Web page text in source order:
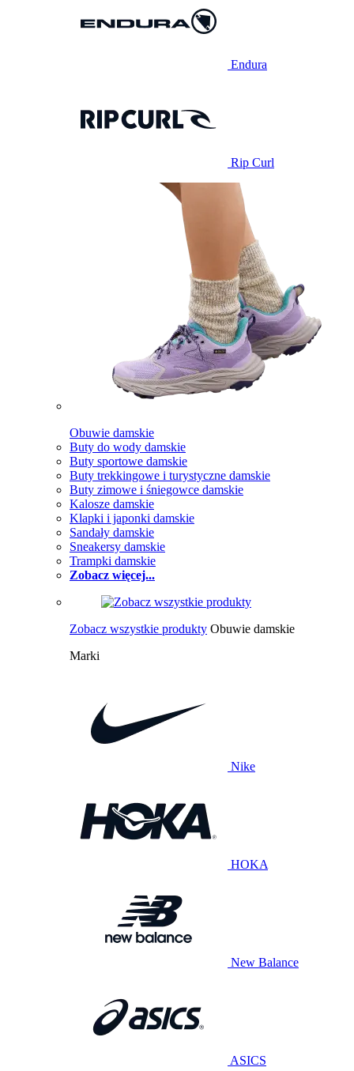
Endura
Rip Curl
Obuwie damskie
Buty do wody damskie
Buty sportowe damskie
Buty trekkingowe i turystyczne damskie
Buty zimowe i śniegowce damskie
Kalosze damskie
Klapki i japonki damskie
Sandały damskie
Sneakersy damskie
Trampki damskie
Zobacz więcej...
Zobacz wszystkie produkty Obuwie damskie
Marki
Nike
HOKA
New Balance
ASICS